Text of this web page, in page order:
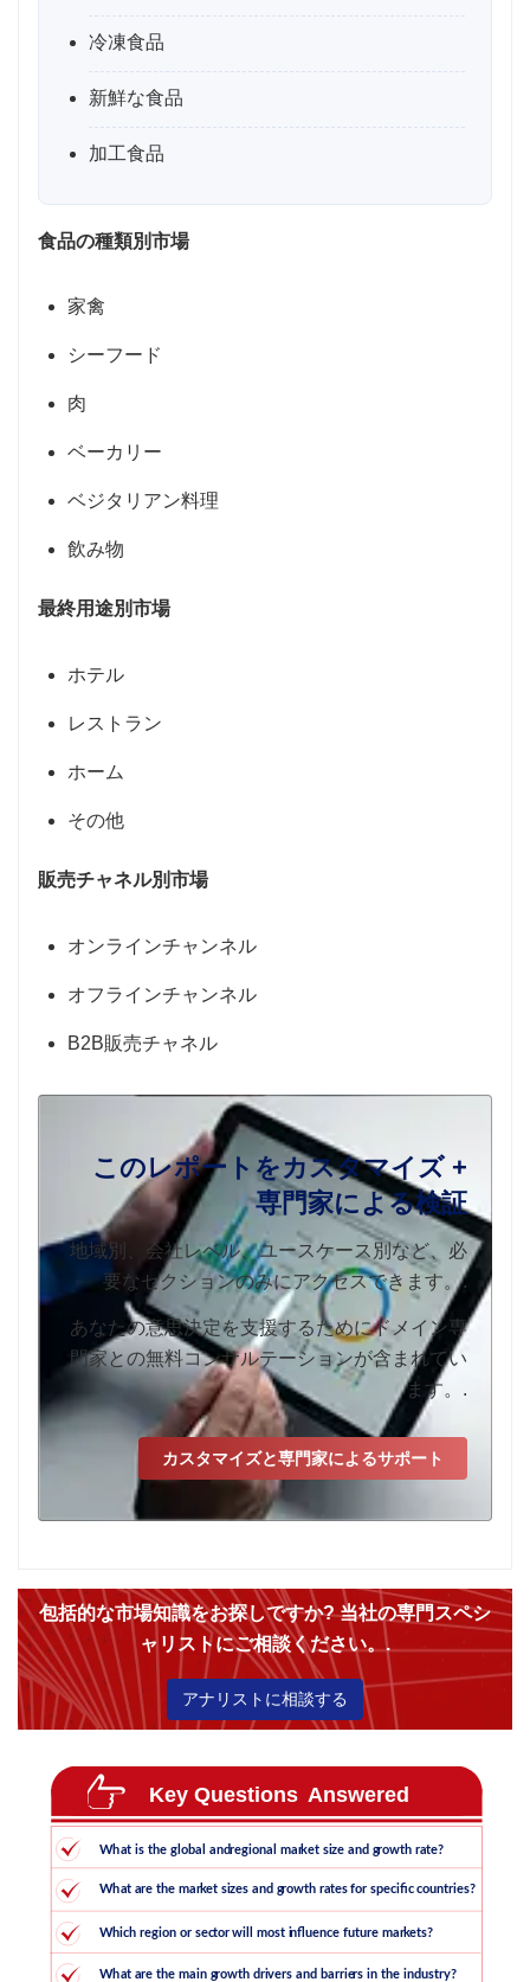
冷凍食品
新鮮な食品
加工食品
食品の種類別市場
家禽
シーフード
肉
ベーカリー
ベジタリアン料理
飲み物
最終用途別市場
ホテル
レストラン
ホーム
その他
販売チャネル別市場
オンラインチャンネル
オフラインチャンネル
B2B販売チャネル
このレポートをカスタマイズ +
専門家による検証
地域別、会社レベル、ユースケース別など、必
要なセクションのみにアクセスできます。.
あなたの意思決定を支援するためにドメイン専
門家との無料コンサルテーションが含まれてい
ます。.
カスタマイズと専門家によるサポート
包括的な市場知識をお探しですか? 当社の専門スペシ
ャリストにご相談ください。.
アナリストに相談する